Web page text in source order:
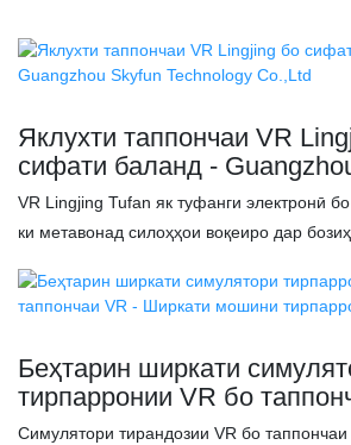
Яклухти таппончаи VR
сифати баланд -
Technology Co.,Ltd
VR Lingjing Tufan як туфанги электронӣ бо
ки метавонад силоҳҳои воқеиро дар
бештар фарогиртар гардонад. Чунин
сенсорҳо ва тугмаҳои гуногунро дар бар
бештар муошират кунанд, ба монанди
ва аз нав боркунӣ. Истифодаи туфанги
ва фароғатии бозиро афзоиш диҳад ва
Беҳтарин ширкати
тирпарронии VR бо
Ширкати мошини
Симулятори тирандозии VR бо